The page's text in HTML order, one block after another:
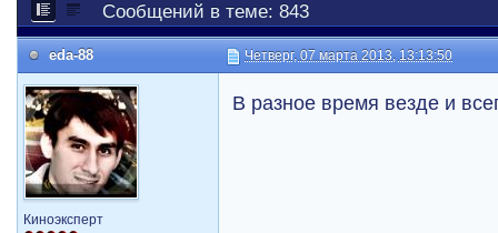
Сообщений в теме: 843
eda-88 Четверг, 07 марта 2013, 13:13:50
Киноэксперт
В разное время везде и